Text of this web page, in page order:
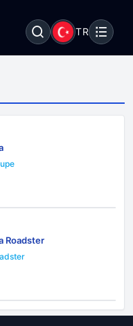
TR
Roadster